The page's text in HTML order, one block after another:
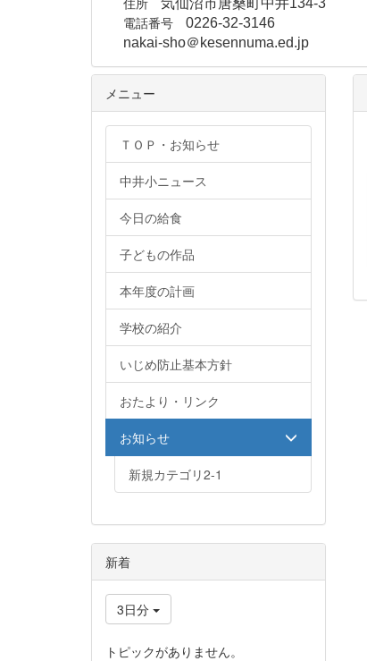
気仙沼市唐桑町中井134-3
電話番号 0226-32-3146
nakai-sho＠kesennuma.ed.jp
メニュー
ＴＯＰ・お知らせ
中井小ニュース
今日の給食
子どもの作品
本年度の計画
学校の紹介
いじめ防止基本方針
おたより・リンク
お知らせ
新規カテゴリ2-1
新着
3日分
トピックがありません。